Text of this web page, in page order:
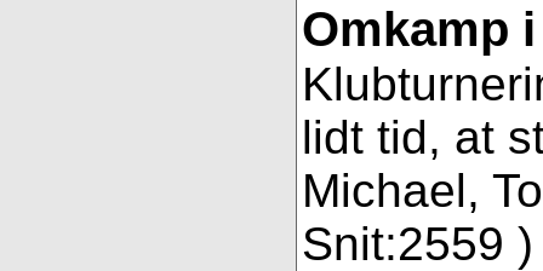
Omkamp
lidt tid, at
Michael,
Snit:2559